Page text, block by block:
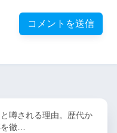
噂される理由。歴代か
徹…